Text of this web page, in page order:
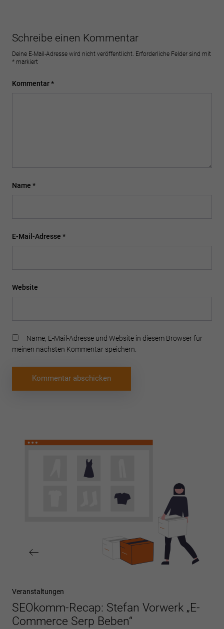
Schreibe einen Kommentar
Deine E-Mail-Adresse wird nicht veröffentlicht. Erforderliche Felder sind mit
* markiert
Kommentar*
Name *
E-Mail-Adresse *
Website
Name, E-Mail-Adresse und Website in diesem Browser für
meinen nächsten Kommentar speichern.
Vorheriger
Beitrag
Veranstaltungen
SEOkomm-Recap: Stefan Vorwerk „E-
Commerce Serp Beben“